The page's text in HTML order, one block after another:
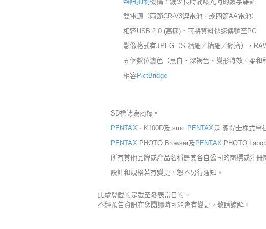
雙電源（兩節CR-V3鋰電池、或四節AA電池）
相容USB 2.0 (高速)，可將資料快速傳輸至PC
影像格式有JPEG（S.精細／精細／經濟）、
五個數位濾色（黑白、深褐色、變形特效、柔和
相容PictBridge
SD標誌為商標。
PENTAX 、K100D及 smc PENTAX是 賓得士株式會
PENTAX PHOTO Browser及 PENTAX PHOTO
所有其他品牌或產品名稱是其各自公司的商標或注冊
設計和規格若有變更，恕不另行通知。
此處登載的是截至發表當日的。
不經預告資訊在您閱讀時可能會有變更，敬請諒解。